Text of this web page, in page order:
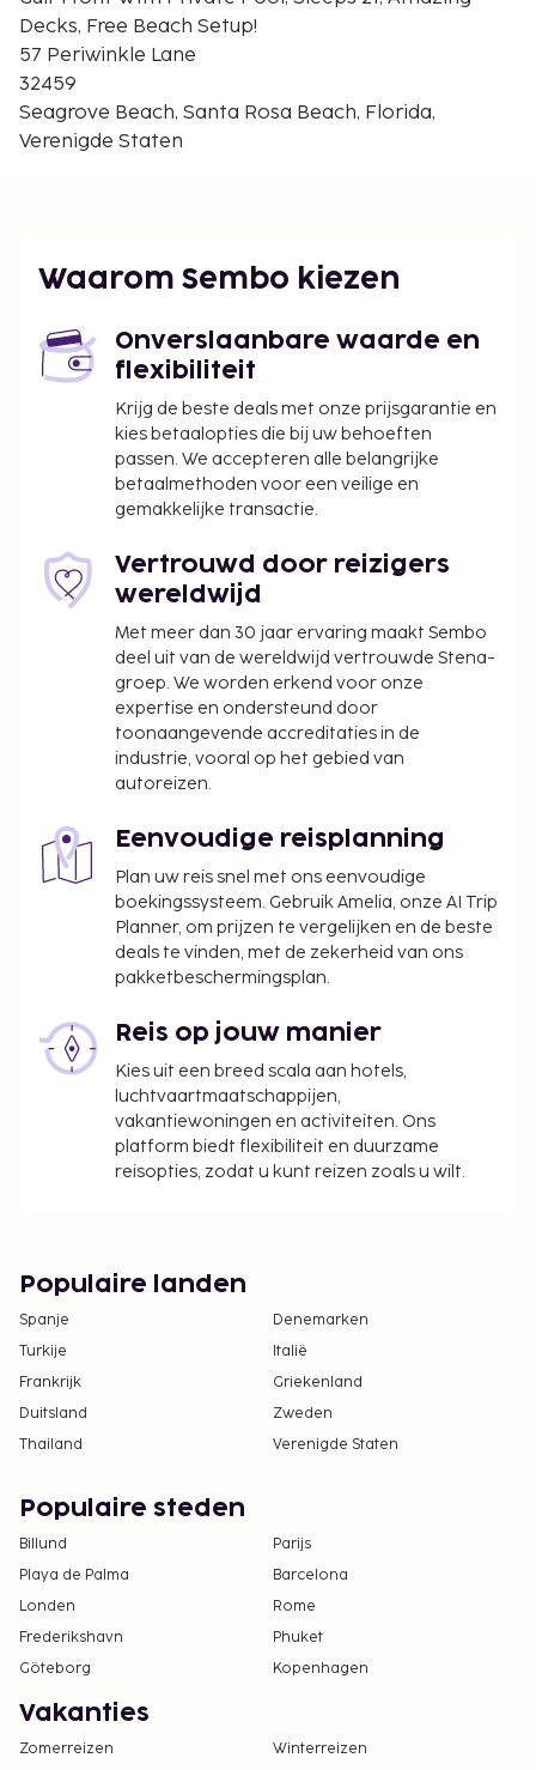
Intl.) - 47,1 km
Fort Walton Beach, FL (VPS-Northwest Florida
Regional) - 75,6 km
Ter plaatse heb je een beperkt aantal
parkeerplaatsen.
waaronder vrijgezellenfeesten, niet toe.
Kinderen verblijven gratis wanneer zij in
en de aanwezige bedden gebruiken.
De accommodatie wordt professioneel
schoongemaakt.
Contacloos inchecken en contactloos
uitchecken zijn mogelijk.
Decks, Free Beach Setup!
57 Periwinkle Lane
32459
Seagrove Beach, Santa Rosa Beach, Florida,
Verenigde Staten
Waarom Sembo kiezen
Onverslaanbare waarde en
flexibiliteit
Krijg de beste deals met onze prijsgarantie en
kies betaalopties die bij uw behoeften
passen. We accepteren alle belangrijke
betaalmethoden voor een veilige en
gemakkelijke transactie.
Vertrouwd door reizigers
wereldwijd
Met meer dan 30 jaar ervaring maakt Sembo
deel uit van de wereldwijd vertrouwde Stena-
groep. We worden erkend voor onze
expertise en ondersteund door
toonaangevende accreditaties in de
industrie, vooral op het gebied van
autoreizen.
Eenvoudige reisplanning
Plan uw reis snel met ons eenvoudige
boekingssysteem. Gebruik Amelia, onze AI Trip
Planner, om prijzen te vergelijken en de beste
deals te vinden, met de zekerheid van ons
pakketbeschermingsplan.
Reis op jouw manier
Kies uit een breed scala aan hotels,
luchtvaartmaatschappijen,
vakantiewoningen en activiteiten. Ons
platform biedt flexibiliteit en duurzame
reisopties, zodat u kunt reizen zoals u wilt.
Populaire landen
Spanje
Denemarken
Turkije
Italië
Frankrijk
Griekenland
Duitsland
Zweden
Thailand
Verenigde Staten
Populaire steden
Billund
Parijs
Playa de Palma
Barcelona
Londen
Rome
Frederikshavn
Phuket
Göteborg
Kopenhagen
Vakanties
Zomerreizen
Winterreizen